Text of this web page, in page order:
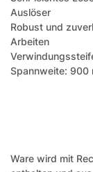
Auslöser
Robust und
Arbeiten
Spannweite: 900
Ware wird mit